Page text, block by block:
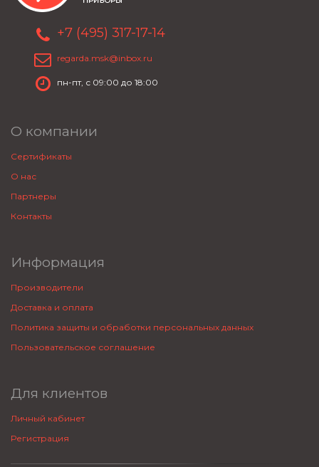
+7 (495) 317-17-14
regarda.msk@inbox.ru
пн-пт, с 09:00 до 18:00
О компании
Сертификаты
О нас
Партнеры
Контакты
Информация
Производители
Доставка и оплата
Политика защиты и обработки персональных данных
Пользовательское соглашение
Для клиентов
Личный кабинет
Регистрация